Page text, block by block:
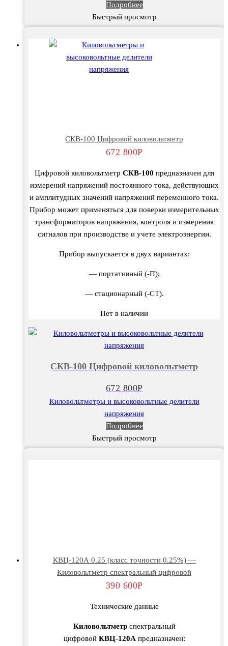
Подробнее
Быстрый просмотр
СКВ-100 Цифровой киловольтметр
672 800Р
Цифровой киловольтметр СКВ-100 предназначен для
измерений напряжений постоянного тока, действующих
и амплитудных значений напряжений переменного тока.
Прибор может применяться для поверки измерительных
трансформаторов напряжения, контроля и измерения
сигналов при производстве и учете электроэнергии.
Прибор выпускается в двух вариантах:
— портативный (-П);
— стационарный (-СТ).
Нет в наличии
СКВ-100 Цифровой киловольтметр
672 800Р
Киловольтметры и высоковольтные делители
напряжения
Подробнее
Быстрый просмотр
КВЦ-120А 0.25 (класс точности 0.25%) —
Киловольтметр спектральный цифровой
390 600Р
Технические данные
Киловольтметрспектральный
цифровой КВЦ-120Апредназначен: